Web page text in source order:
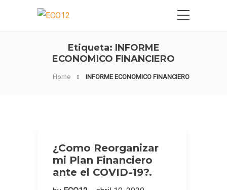
Etiqueta: INFORME
ECONOMICO FINANCIERO
Home INFORME ECONOMICO FINANCIERO
¿Como Reorganizar
mi Plan Financiero
ante el COVID-19?.